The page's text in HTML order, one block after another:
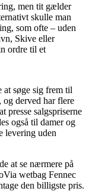
men tit gælder
skulle man
som ofte – uden
Skive eller
ordre til et
søge sig frem til
derved har flere
presse salgspriserne
også til damer og
levering uden
at se nærmere på
wetbag Fennec
den billigste pris.